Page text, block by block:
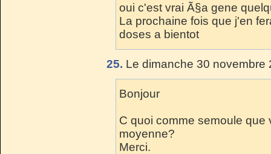
oui c'est vrai Ã§a gene
La prochaine fois que j'en
doses a bientot
25. Le dimanche 30
Bonjour
C quoi comme semoule que
moyenne?
Merci.